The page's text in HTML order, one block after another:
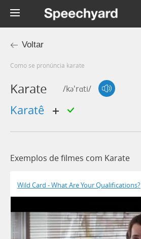
Voltar
Como se pronúncia karate
Karate /kə'rɑti/
karatê
Exemplos de filmes com Karate
Wild Card - What Are Your Qualifications?